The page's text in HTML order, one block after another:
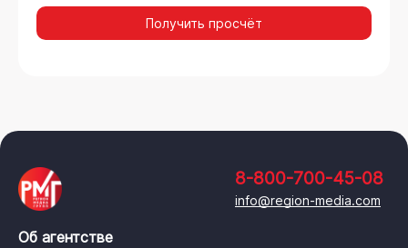
Получить просчёт
8-800-700-45-08
info@region-media.com
Об агентстве